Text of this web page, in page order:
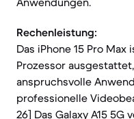
Rechenleistung:
Das iPhone 15 Pro
Prozessor
anspruchsvolle
professionelle
26] Das Galaxy A15